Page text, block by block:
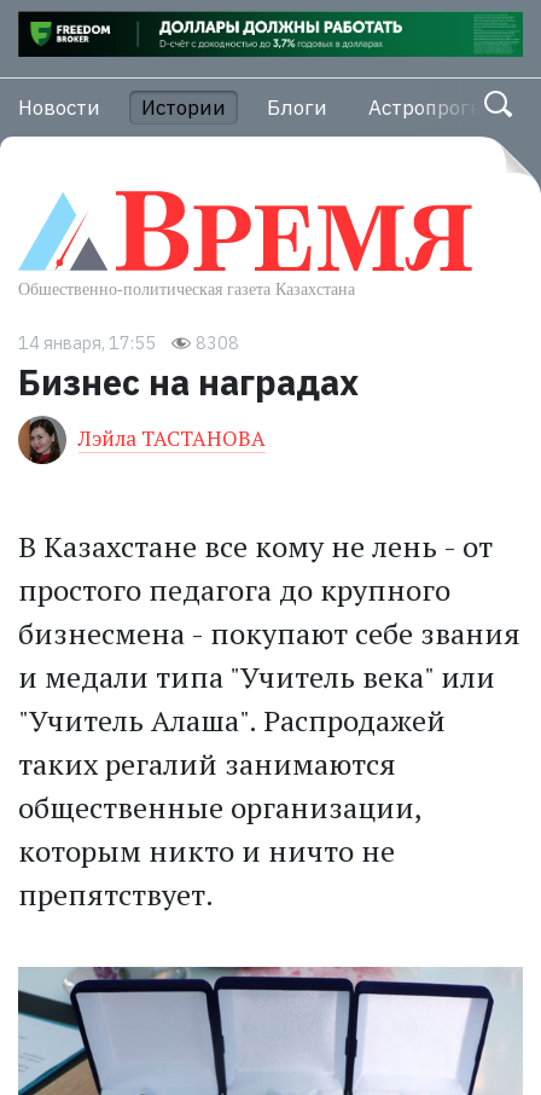
Новости Истории Блоги Астропрогноз
14 января, 17:55 8308
Бизнес на наградах
Лэйла ТАСТАНОВА
В Казахстане все кому не лень - от
простого педагога до крупного
бизнесмена - покупают себе звания
и медали типа "Учитель века" или
"Учитель Алаша". Распродажей
таких регалий занимаются
общественные организации,
которым никто и ничто не
препятствует.